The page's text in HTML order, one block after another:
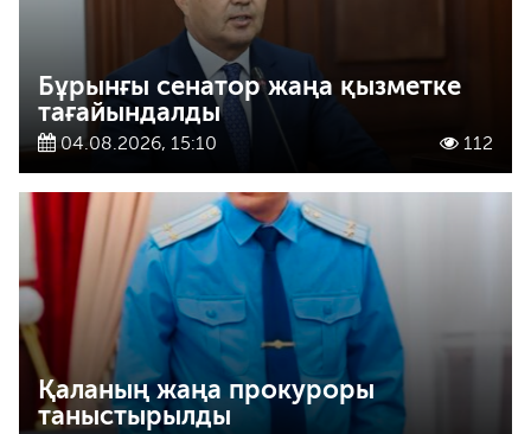
Бұрынғы сенатор жаңа қызметке
тағайындалды
04.08.2026, 15:10 112
Қаланың жаңа прокуроры
таныстырылды